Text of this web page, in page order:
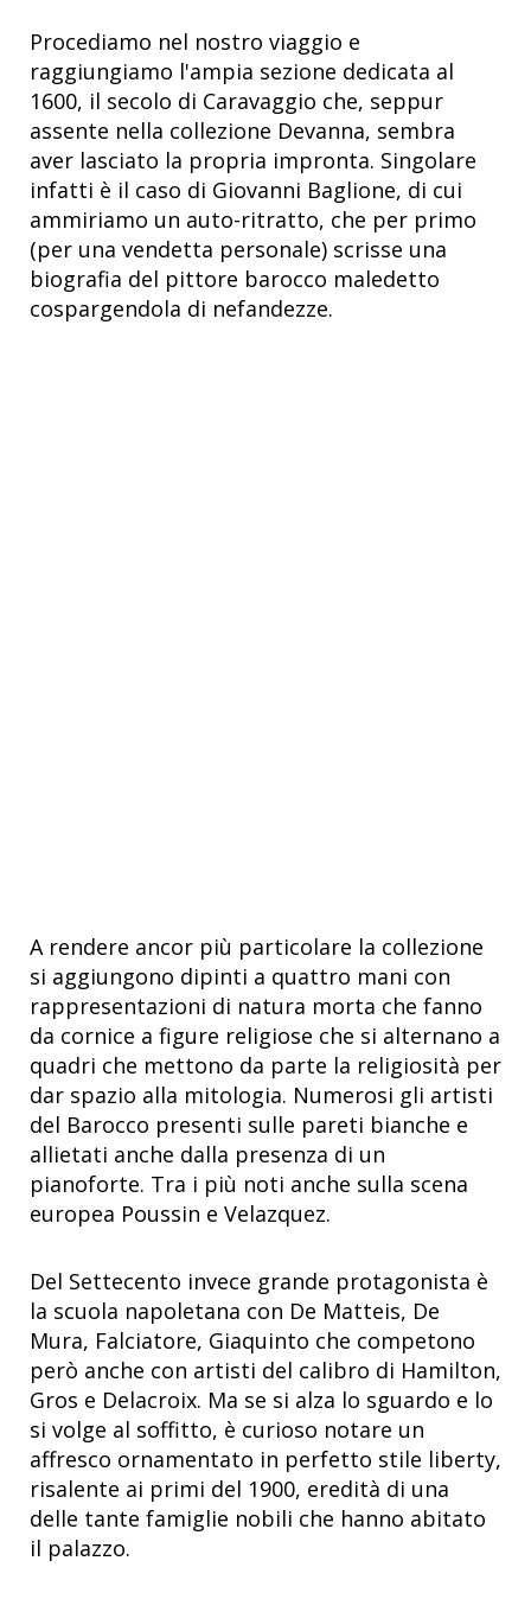
Procediamo nel nostro viaggio e
raggiungiamo l'ampia sezione dedicata al
1600, il secolo di Caravaggio che, seppur
assente nella collezione Devanna, sembra
aver lasciato la propria impronta. Singolare
infatti è il caso di Giovanni Baglione, di cui
ammiriamo un auto-ritratto, che per primo
(per una vendetta personale) scrisse una
biografia del pittore barocco maledetto
cospargendola di nefandezze.
A rendere ancor più particolare la collezione
si aggiungono dipinti a quattro mani con
rappresentazioni di natura morta che fanno
da cornice a figure religiose che si alternano a
quadri che mettono da parte la religiosità per
dar spazio alla mitologia. Numerosi gli artisti
del Barocco presenti sulle pareti bianche e
allietati anche dalla presenza di un
pianoforte. Tra i più noti anche sulla scena
europea Poussin e Velazquez.
Del Settecento invece grande protagonista è
la scuola napoletana con De Matteis, De
Mura, Falciatore, Giaquinto che competono
però anche con artisti del calibro di Hamilton,
Gros e Delacroix. Ma se si alza lo sguardo e lo
si volge al soffitto, è curioso notare un
affresco ornamentato in perfetto stile liberty,
risalente ai primi del 1900, eredità di una
delle tante famiglie nobili che hanno abitato
il palazzo.